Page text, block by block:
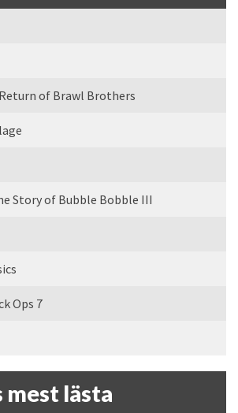
of Brawl Brothers
Story of Bubble Bobble III
Ops 7
mest lästa